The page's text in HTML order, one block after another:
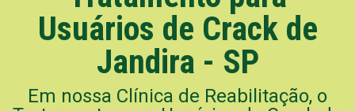
Usuários de Crack de
Jandira - SP
Em nossa Clínica de Reabilitação, o